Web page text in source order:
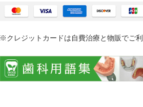
※クレジットカードは自費治療と物販でご利